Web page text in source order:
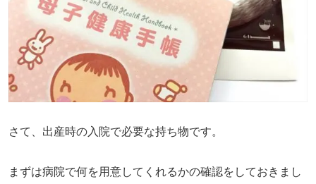
さて、出産時の入院で必要な持ち物です。
まずは病院で何を用意してくれるかの確認をしておきまし